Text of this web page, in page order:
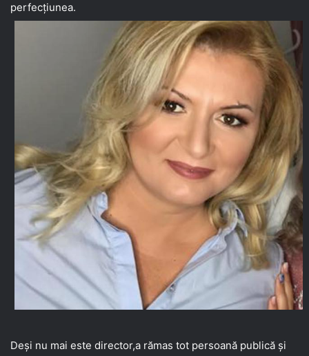
perfecțiunea.
Deși nu mai este director,a rămas tot persoană publică și